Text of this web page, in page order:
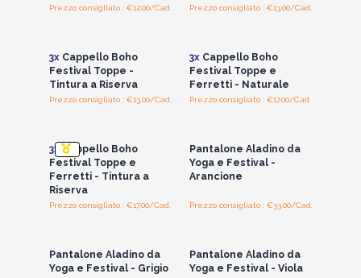
Prezzo consigliato : €12.00/Cad. Prezzo consigliato : €13.00/Cad.
3xCappello Boho
Festival Toppe -
Tintura a Riserva
Prezzo consigliato : €13.00/Cad.
3xCappello Boho
Festival Toppe e
Ferretti - Naturale
Prezzo consigliato : €17.00/Cad.
3x Cappello Boho
Festival Toppe e
Ferretti - Tintura a
Riserva
Prezzo consigliato : €17.00/Cad.
Pantalone Aladino da
Yoga e Festival -
Arancione
Prezzo consigliato : €33.00/Cad.
Pantalone Aladino da
Yoga e Festival - Grigio
Pantalone Aladino da
Yoga e Festival - Viola